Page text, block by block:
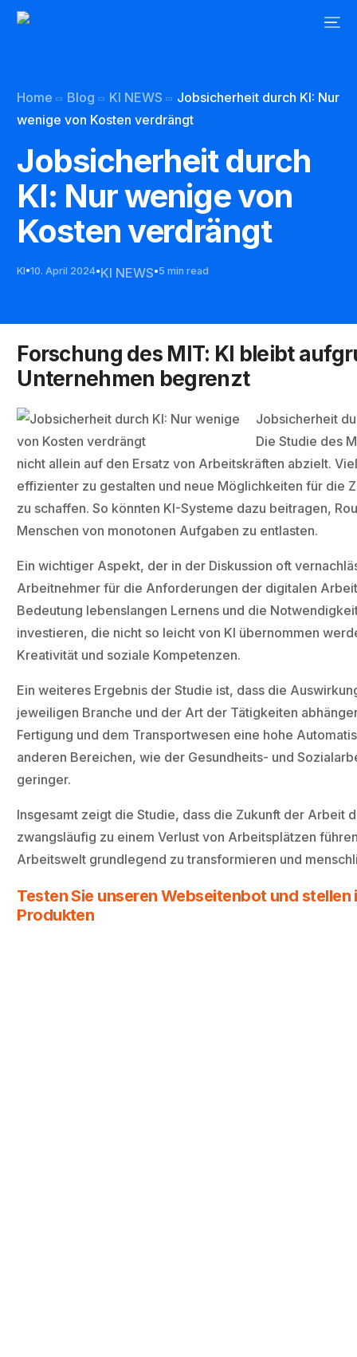
Home Blog KI NEWS
Jobsicherheit durch KI: Nur
wenige von Kosten verdrängt
Jobsicherheit durch
KI: Nur wenige von
Kosten verdrängt
KI 10. April 2024 KI NEWS 5 min read
Forschung des MIT: KI bleibt
Unternehmen begrenzt
Jobsicherheit
Die Studie des
nicht allein auf den Ersatz von Arbeitskräften abzielt.
effizienter zu gestalten und neue Möglichkeiten für die
zu schaffen. So könnten KI-Systeme dazu beitragen,
Menschen von monotonen Aufgaben zu entlasten.
Ein wichtiger Aspekt, der in der Diskussion oft
Arbeitnehmer für die Anforderungen der digitalen
Bedeutung lebenslangen Lernens und die
investieren, die nicht so leicht von KI übernommen
Kreativität und soziale Kompetenzen.
Ein weiteres Ergebnis der Studie ist, dass die
jeweiligen Branche und der Art der Tätigkeiten
Fertigung und dem Transportwesen eine hohe
anderen Bereichen, wie der Gesundheits- und
geringer.
Insgesamt zeigt die Studie, dass die Zukunft der Arbeit
zwangsläufig zu einem Verlust von Arbeitsplätzen
Arbeitswelt grundlegend zu transformieren und
Testen Sie unseren Webseitenbot und stellen
Produkten